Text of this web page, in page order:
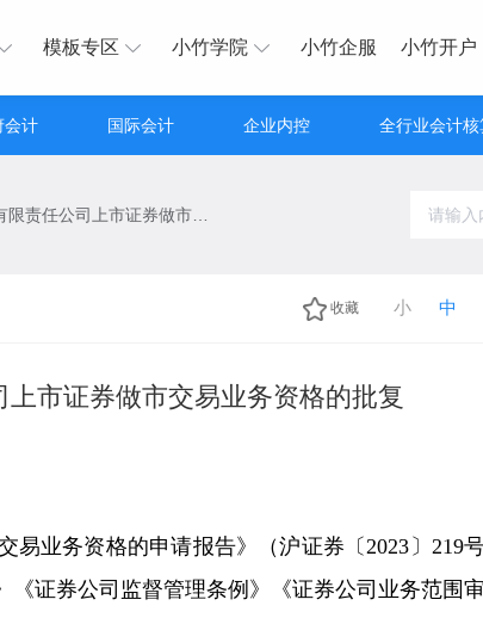
模板专区 小竹学院 小竹企服 小竹开户
会计 国际会计 企业内控 全行业会计核
收藏 小 中
市证券做市交易业务资格的批复
业务资格的申请报告》（沪证券〔2023〕219号
证券公司监督管理条例》《证券公司业务范围